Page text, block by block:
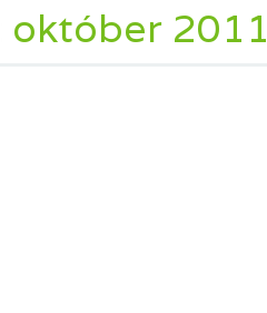
október 2011